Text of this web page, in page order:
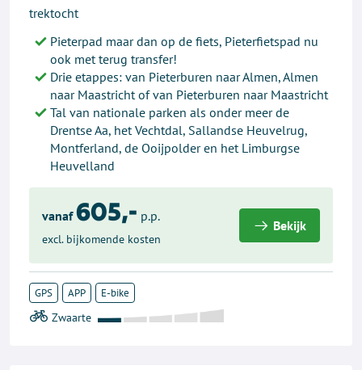
trektocht
Pieterpad maar dan op de fiets, Pieterfietspad nu
ook met terug transfer!
Drie etappes: van Pieterburen naar Almen, Almen
naar Maastricht of van Pieterburen naar Maastricht
Tal van nationale parken als onder meer de
Drentse Aa, het Vechtdal, Sallandse Heuvelrug,
Montferland, de Ooijpolder en het Limburgse
Heuvelland
vanaf 605,- p.p.
excl. bijkomende kosten
Bekijk
GPS APP E-bike